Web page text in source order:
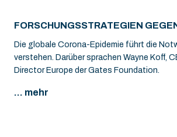
FORSCHUNGSSTRATEGIEN
Die globale Corona-Epidemie führt die
verstehen. Darüber sprachen Wayne Koff,
Director Europe der Gates Foundation.
... mehr